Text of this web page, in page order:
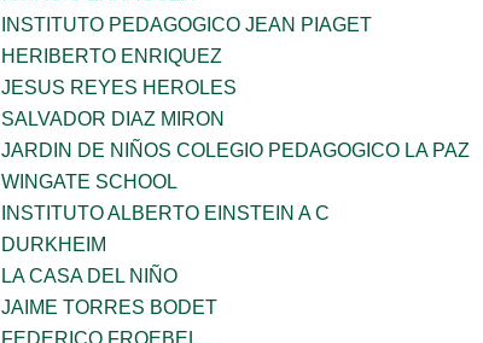
INSTITUTO PEDAGOGICO JEAN PIAGET
HERIBERTO ENRIQUEZ
JESUS REYES HEROLES
SALVADOR DIAZ MIRON
JARDIN DE NIÑOS COLEGIO PEDAGOGICO LA PAZ
WINGATE SCHOOL
INSTITUTO ALBERTO EINSTEIN A C
DURKHEIM
LA CASA DEL NIÑO
JAIME TORRES BODET